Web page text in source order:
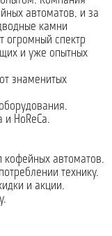
автоматов, и за
камни
огромный спектр
и уже опытных
знаменитых
HoReCa.
кофейных автоматов.
технику.
и акции.